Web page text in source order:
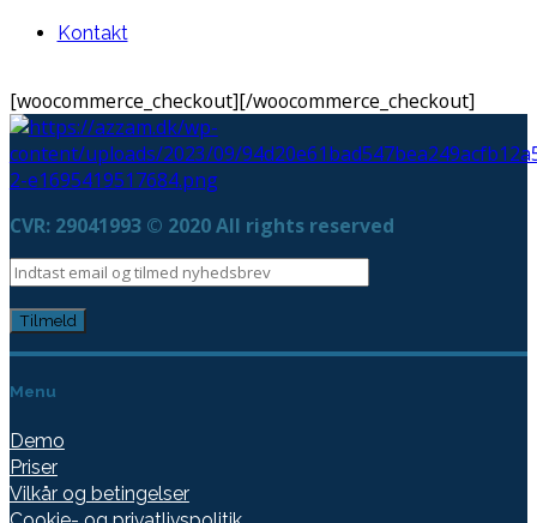
Kontakt
[woocommerce_checkout][/woocommerce_checkout]
CVR: 29041993 © 2020 All rights reserved
Menu
Demo
Priser
Vilkår og betingelser